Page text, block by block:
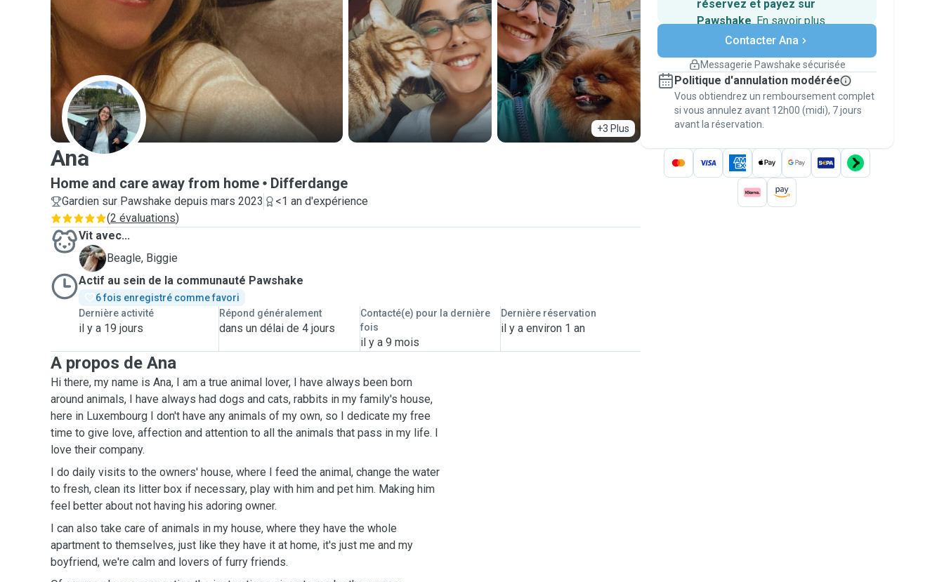
+3 Plus
A
Ana
Home and care away from home Differdange
Gardien sur Pawshake depuis mars 2023
<1 an d'expérience
(2 évaluations)
Vit avec...
B
Beagle, Biggie
Actif au sein de la communauté Pawshake
6 fois enregistré comme favori
Dernière activité
il y a 19 jours
Répond généralement
dans un délai de 4 jours
Contacté(e) pour la dernière
fois
il y a 9 mois
Dernière réservation
il y a environ 1 an
A propos de Ana
Hi there, my name is Ana, I am a true animal lover, I have always been born
around animals, I have always had dogs and cats, rabbits in my family's house,
here in Luxembourg I don't have any animals of my own, so I dedicate my free
time to give love, affection and attention to all the animals that pass in my life. I
love their company.
I do daily visits to the owners' house, where I feed the animal, change the water
to fresh, clean its litter box if necessary, play with him and pet him. Making him
feel better about not having his adoring owner.
I can also take care of animals in my house, where they have the whole
apartment to themselves, just like they have it at home, it's just me and my
boyfriend, we're calm and lovers of furry friends.
réservez et payez sur
Pawshake. En savoir plus
Paiements sécurisés
Assistance en cas de
Réservations couvertes par
nos garanties
Gardez tout sur Pawshake (du premier
message au paiement) pour bénéficier de la
Garantie Pawshake
Contacter Ana
Messagerie Pawshake sécurisée
Politique d'annulation modérée
Vous obtiendrez un remboursement complet
si vous annulez avant 12h00 (midi), 7 jours
avant la réservation.